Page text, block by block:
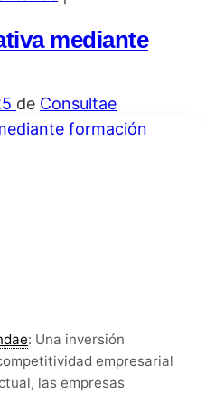
mediante
de Consultae
: Una inversión
empresarial
las empresas